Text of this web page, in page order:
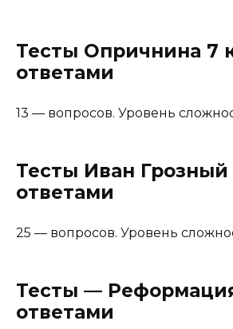
Тесты Опричнина 7
ответами
13 — вопросов. Уровень
Тесты Иван Грозный
ответами
25 — вопросов. Уровень
Тесты —
ответами